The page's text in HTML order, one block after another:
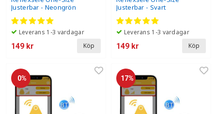
Justerbar - Neongrön
Leverans 1-3 vardagar
149 kr Köp
Justerbar - Svart
Leverans 1-3 vardagar
149 kr Köp
0% 17%